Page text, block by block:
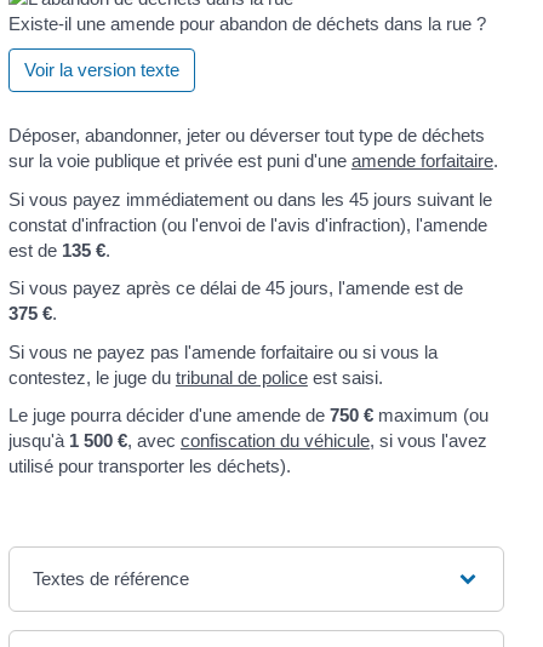
Existe-il une amende pour abandon de déchets dans la rue ?
Voir la version texte
Déposer, abandonner, jeter ou déverser tout type de déchets
sur la voie publique et privée est puni d'une amende forfaitaire.
Si vous payez immédiatement ou dans les 45 jours suivant le
constat d'infraction (ou l'envoi de l'avis d'infraction), l'amende
est de 135 €.
Si vous payez après ce délai de 45 jours, l'amende est de
375 €.
Si vous ne payez pas l'amende forfaitaire ou si vous la
contestez, le juge du tribunal de policeest saisi.
Le juge pourra décider d'une amende de 750 €maximum (ou
jusqu'à 1 500 €, avec confiscation du véhicule, si vous l'avez
utilisé pour transporter les déchets).
Textes de référence